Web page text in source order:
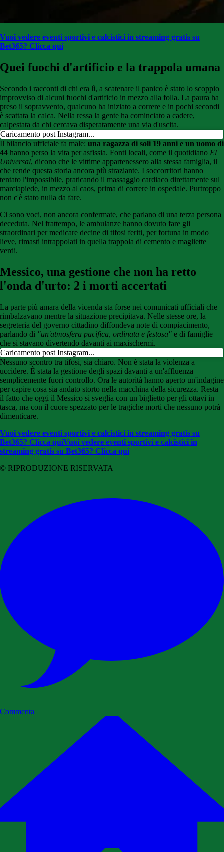
Vuoi vedere eventi sportivi e calcistici in streaming gratis su
Bet365? Clicca qui
Quei fuochi d'artificio e la trappola umana
Secondo i racconti di chi era lì, a scatenare il panico è stato lo scoppio
improvviso di alcuni fuochi d'artificio in mezzo alla folla. La paura ha
preso il sopravvento, qualcuno ha iniziato a correre e in pochi secondi
è scattata la calca. Nella ressa la gente ha cominciato a cadere,
calpestata da chi cercava disperatamente una via d'uscita.
Caricamento post Instagram...
Il bilancio ufficiale fa male: una ragazza di soli 19 anni e un uomo di
44 hanno perso la vita per asfissia. Fonti locali, come il quotidiano El
Universal, dicono che le vittime appartenessero alla stessa famiglia, il
che rende questa storia ancora più straziante. I soccorritori hanno
tentato l'impossibile, praticando il massaggio cardiaco direttamente sul
marciapiede, in mezzo al caos, prima di correre in ospedale. Purtroppo
non c'è stato nulla da fare.
Ci sono voci, non ancora confermate, che parlano di una terza persona
deceduta. Nel frattempo, le ambulanze hanno dovuto fare gli
straordinari per medicare decine di tifosi feriti, per fortuna in modo
lieve, rimasti intrappolati in quella trappola di cemento e magliette
verdi.
Messico, una gestione che non ha retto
l'onda d'urto: 2 i morti accertati
La parte più amara della vicenda sta forse nei comunicati ufficiali che
rimbalzavano mentre la situazione precipitava. Nelle stesse ore, la
segreteria del governo cittadino diffondeva note di compiacimento,
parlando di "un'atmosfera pacifica, ordinata e festosa" e di famiglie
che si stavano divertendo davanti ai maxischermi.
Caricamento post Instagram...
Nessuno scontro tra tifosi, sia chiaro. Non è stata la violenza a
uccidere. È stata la gestione degli spazi davanti a un'affluenza
semplicemente fuori controllo. Ora le autorità hanno aperto un'indagine
per capire cosa sia andato storto nella macchina della sicurezza. Resta
il fatto che oggi il Messico si sveglia con un biglietto per gli ottavi in
tasca, ma con il cuore spezzato per le tragiche morti che nessuno potrà
dimenticare.
Vuoi vedere eventi sportivi e calcistici in streaming gratis su
Bet365? Clicca quiVuoi vedere eventi sportivi e calcistici in
streaming gratis su Bet365? Clicca qui
© RIPRODUZIONE RISERVATA
Commenta